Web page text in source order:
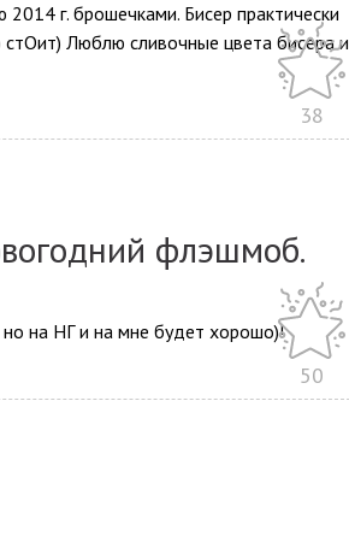
г. брошечками. Бисер практически
стОит) Люблю сливочные цвета бисера и
38
флэшмоб.
но на НГ и на мне будет хорошо)!
50